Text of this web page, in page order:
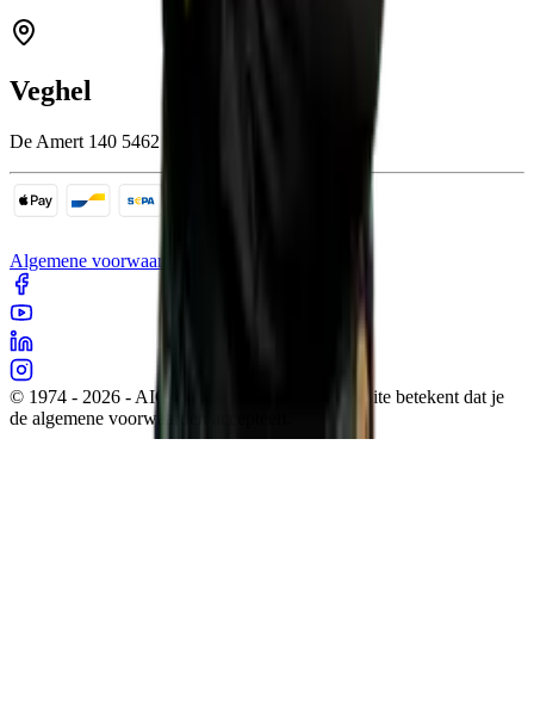
Veghel
De Amert 140 5462 GH Veghel
Algemene voorwaarden
© 1974 - 2026 - AIC Visser. Gebruik van deze site betekent dat je
de algemene voorwaarden accepteert.